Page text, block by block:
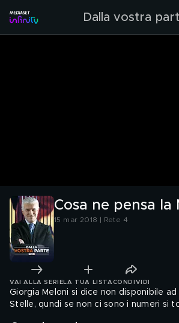
Dalla vostra
Cosa ne pensa la
15 mar 2018 | Rete 4
VAI ALLA SERIE LA TUA LISTA CONDIVIDI
Giorgia Meloni si dice non disponibile ad
Stelle, qundi se non ci sono i numeri si